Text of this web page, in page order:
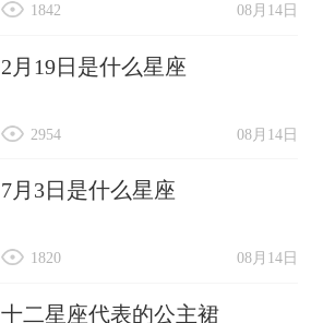
08月14日
1842
2月19日是什么星座
08月14日
2954
7月3日是什么星座
08月14日
1820
十二星座代表的公主裙